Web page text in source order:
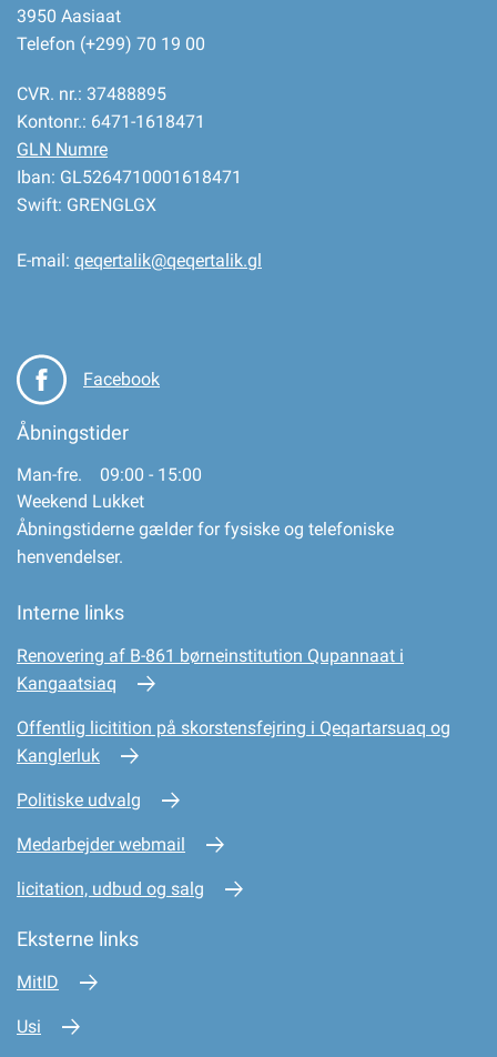
3950 Aasiaat
Telefon (+299) 70 19 00
CVR. nr.: 37488895
Kontonr.: 6471-1618471
GLN Numre
Iban: GL5264710001618471
Swift: GRENGLGX
E-mail: qeqertalik@qeqertalik.gl
Facebook
Åbningstider
Man-fre. 09:00 - 15:00
Weekend Lukket
Åbningstiderne gælder for fysiske og telefoniske
henvendelser.
Interne links
Renovering af B-861 børneinstitution Qupannaat i
Kangaatsiaq
Offentlig licitition på skorstensfejring i Qeqartarsuaq og
Kanglerluk
Politiske udvalg
Medarbejder webmail
licitation, udbud og salg
Eksterne links
MitID
Usi